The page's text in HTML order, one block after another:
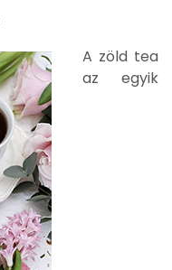
A zöld tea
az egyik